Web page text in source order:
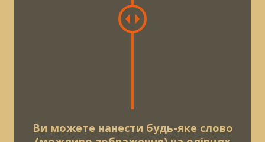
g
e
u
n
Ви можете нанести будь-яке слово